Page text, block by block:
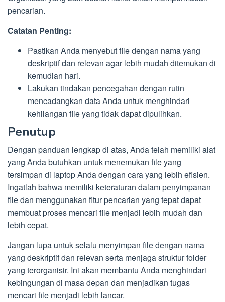
pencarian.
Catatan Penting:
Pastikan Anda menyebut file dengan nama yang
deskriptif dan relevan agar lebih mudah ditemukan di
kemudian hari.
Lakukan tindakan pencegahan dengan rutin
mencadangkan data Anda untuk menghindari
kehilangan file yang tidak dapat dipulihkan.
Penutup
Dengan panduan lengkap di atas, Anda telah memiliki alat
yang Anda butuhkan untuk menemukan file yang
tersimpan di laptop Anda dengan cara yang lebih efisien.
Ingatlah bahwa memiliki keteraturan dalam penyimpanan
file dan menggunakan fitur pencarian yang tepat dapat
membuat proses mencari file menjadi lebih mudah dan
lebih cepat.
Jangan lupa untuk selalu menyimpan file dengan nama
yang deskriptif dan relevan serta menjaga struktur folder
yang terorganisir. Ini akan membantu Anda menghindari
kebingungan di masa depan dan menjadikan tugas
mencari file menjadi lebih lancar.